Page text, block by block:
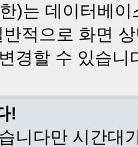
)는 데이터베
반적으로 화면
경할 수 있습니
!
니다만 시간대